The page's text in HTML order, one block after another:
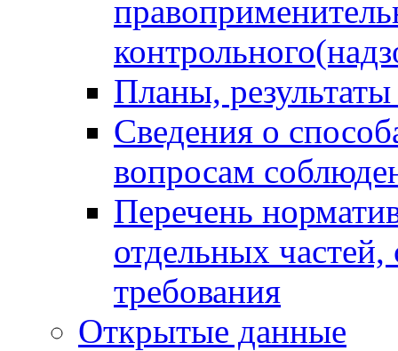
Планы,
Сведения о
вопросам
Перечень
отдельных
требования
Открытые данные